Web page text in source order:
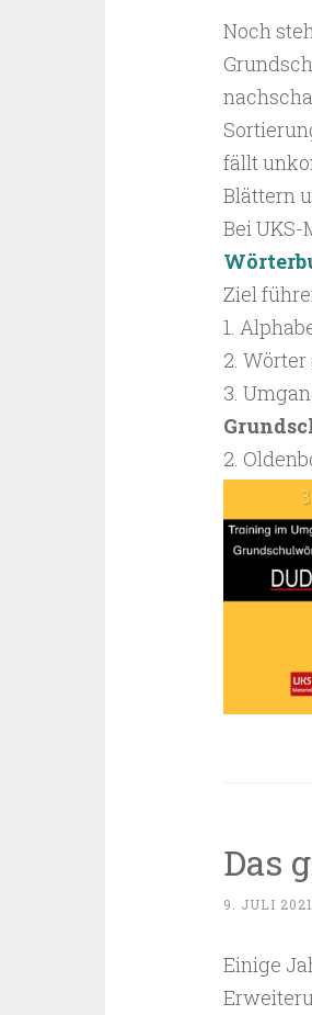
Noch
fällt
Blättern
Bei
Ziel
1.
2.
3.
2.
Das
9. JULI 2021
Einige